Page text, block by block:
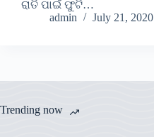
ରାତି ପାଇଁ ଫୁଟି…
admin
July 21, 2020
Trending now